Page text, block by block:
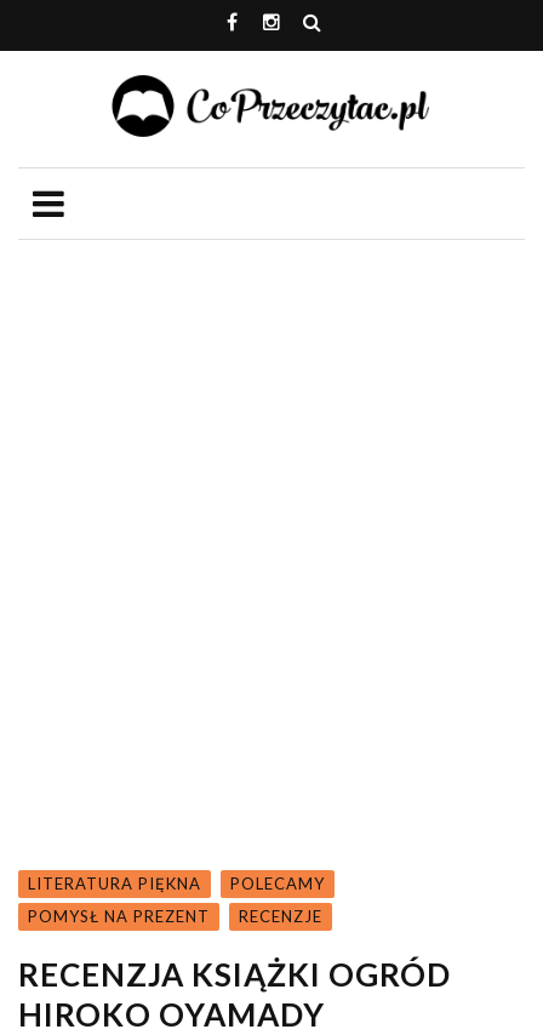
LITERATURA PIĘKNA
POLECAMY
POMYSŁ NA PREZENT
RECENZJE
RECENZJA KSIĄŻKI OGRÓD
HIROKO OYAMADY